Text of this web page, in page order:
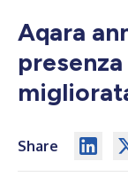
Aqara
presenza
Share